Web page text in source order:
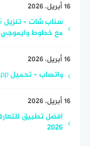
16 أبريل، 2026
مع خطوط وايموجي
16 أبريل، 2026
واتساب – تحميل WhatsApp للآيفون 2026 آخر إصدار
16 أبريل، 2026
افضل تطبيق
2026